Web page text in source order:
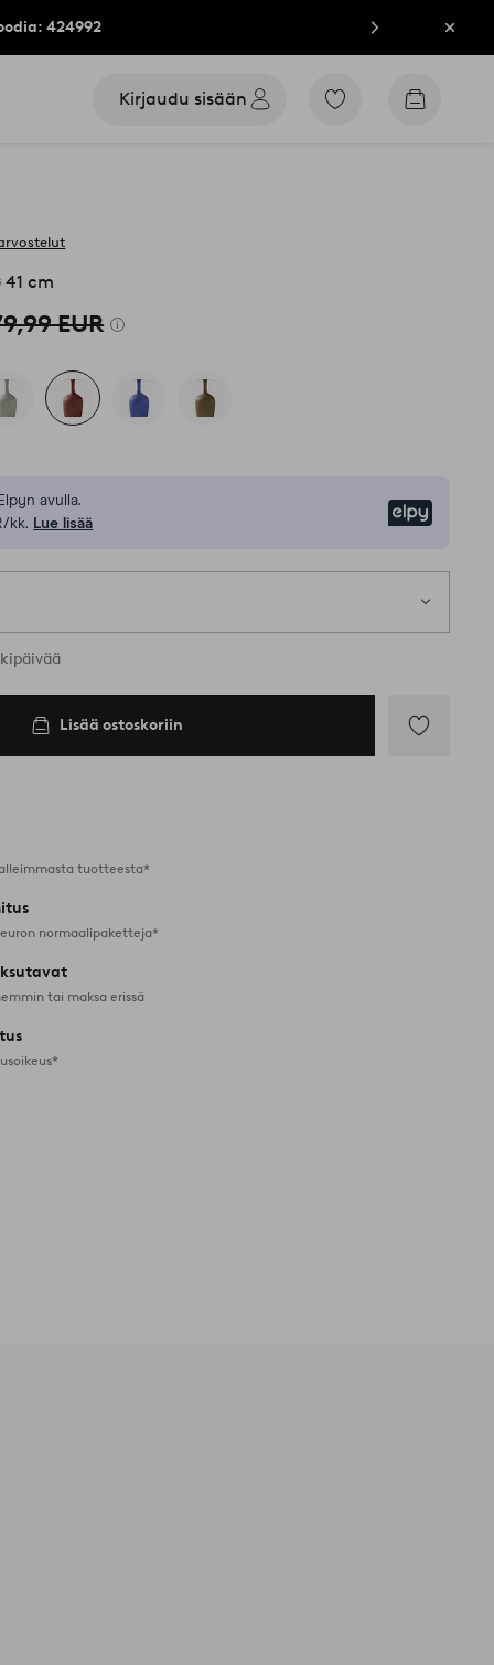
424992 Sulje
Kirjaudu sisään
Siirry
Siirry
41 cm
EUR
avulla.
kk. Lue lisää
Lisää ostoskoriin
tuotteesta*
normaalipaketteja*
tai maksa erissä